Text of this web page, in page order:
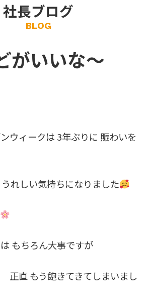
社長ブログ
BLOG
がいいな～
ウィークは 3年ぶりに 賑わいを
れしい気持ちになりました
もちろん大事ですが
正直 もう飽きてきてしまいまし